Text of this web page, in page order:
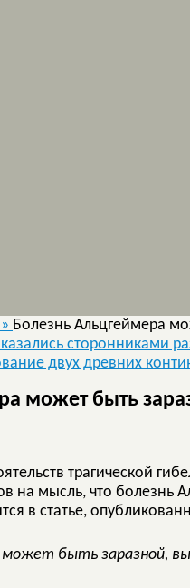
Болезнь Альцгеймера
сторонниками
двух древних
может быть
трагической
на мысль, что болезнь
в статье,